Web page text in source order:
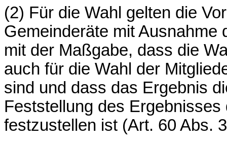
(2) Für die Wahl gelten die
Gemeinderäte mit Ausnahme
mit der Maßgabe, dass die
auch für die Wahl der
sind und dass das Ergebnis
Feststellung des
festzustellen ist (Art. 60 Abs.